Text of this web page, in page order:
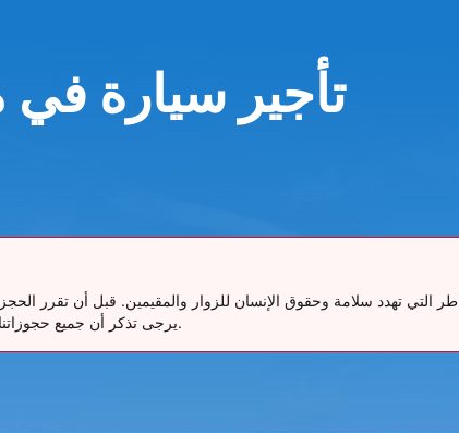
تأجير سيارة
التي تهدد سلامة وحقوق الإنسان للزوار والمقيمين. قبل أن
يرجى تذكر أن جميع حجوزاتنا تتضمن إمكانية الإلغاء المجاني حتى 48 ساعة قبل موعد الاستلام.